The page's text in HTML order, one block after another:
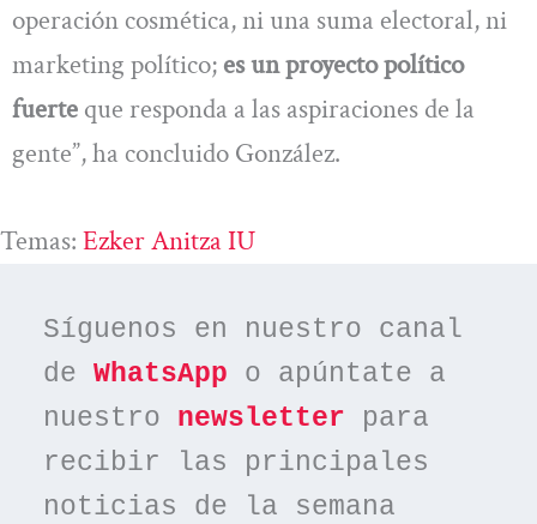
operación cosmética, ni una suma electoral, ni
marketing político; es un proyecto político
fuerte que responda a las aspiraciones de la
gente”, ha concluido González.
Temas: Ezker Anitza IU
Síguenos en nuestro canal
de WhatsApp o apúntate a
nuestro newsletter para
recibir las principales
noticias de la semana